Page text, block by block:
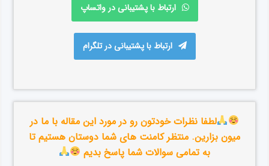
ارتباط با پشتیبانی در واتساپ
ارتباط با پشتیبانی در تلگرام
لطفا نظرات خودتون رو در مورد این مقاله با ما در
میون بزارین. منتظر کامنت های شما دوستان هستیم تا
به تمامی سوالات شما پاسخ بدیم